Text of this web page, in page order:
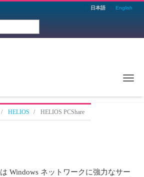
日本語 English
HELIOS HELIOS PCShare
は Windows ネットワークに強力なサー